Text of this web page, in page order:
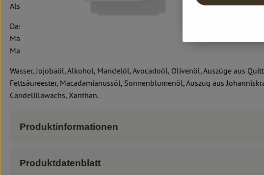
Als ergänzende Pflege empfehlen wir das Mandel Johanniskraut Pflegeöl.
Das passt gut dazu:
Mandel Duschbalsam
Mandel Bad
Wasser, Jojobaöl, Alkohol, Mandelöl, Avocadoöl, Olivenöl, Auszüge aus
Fettsäureester, Macadamianussöl, Sonnenblumenöl, Auszug aus
Candelillawachs, Xanthan.
Produktinformationen
Produktdatenblatt